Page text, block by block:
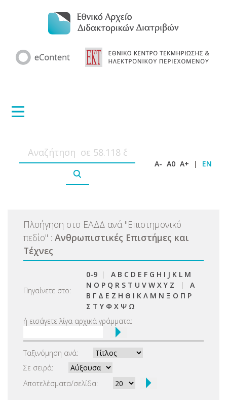
A- A0 A+ | EN
Πλοήγηση στο ΕΑΔΔ ανά "Επιστημονικό
πεδίο" : Ανθρωπιστικές Επιστήμες και
Τέχνες
Πηγαίνετε στο:
0-9 | A B C D E F G H I J K L M
N O P Q R S T U V W X Y Z | Α
Β Γ Δ Ε Ζ Η Θ Ι Κ Λ Μ Ν Ξ Ο Π Ρ
Σ Τ Υ Φ Χ Ψ Ω
ή εισάγετε λίγα αρχικά γράμματα:
Ταξινόμηση ανά:
Σε σειρά:
Αποτελέσματα/σελίδα: